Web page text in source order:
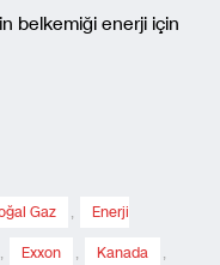
belkemiği enerji için
Gaz , Enerji
, Exxon , Kanada
,